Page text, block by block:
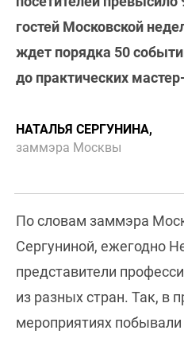
гостей Московской
ждет порядка 50
до практических
НАТАЛЬЯ СЕРГУНИНА,
заммэра Москвы
По словам заммэра
Сергуниной, ежегодно
представители
из разных стран. Так, в
мероприятиях